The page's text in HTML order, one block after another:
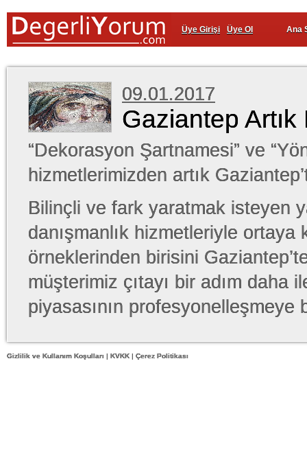
Üye Girişi Üye Ol Ana
09.01.2017
Gaziantep
“Dekorasyon Şartnamesi” ve
hizmetlerimizden artık
Bilinçli ve fark yaratmak isteyen
danışmanlık hizmetleriyle
örneklerinden birisini
müşterimiz çıtayı bir adım daha
piyasasının profesyonelleşmeye
Gizlilik ve Kullanım Koşulları | KVKK | Çerez Politikası